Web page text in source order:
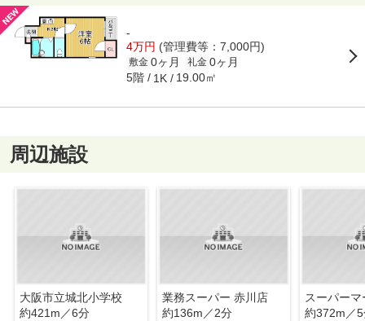
-
4万円 (管理費等：7,000円)
敷金 0ヶ月 礼金 0ヶ月
5階 1K 19.00㎡
周辺施設
大阪市立城北小学校
約421m／6分
業務スーパー 赤川店
約136m／2分
約372m／